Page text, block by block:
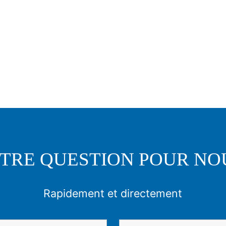
QUESTION POUR
Rapidement et directement